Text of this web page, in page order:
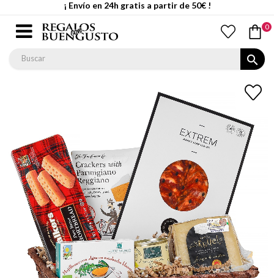
¡ Envío en 24h gratis a partir de 50€ !
0
search